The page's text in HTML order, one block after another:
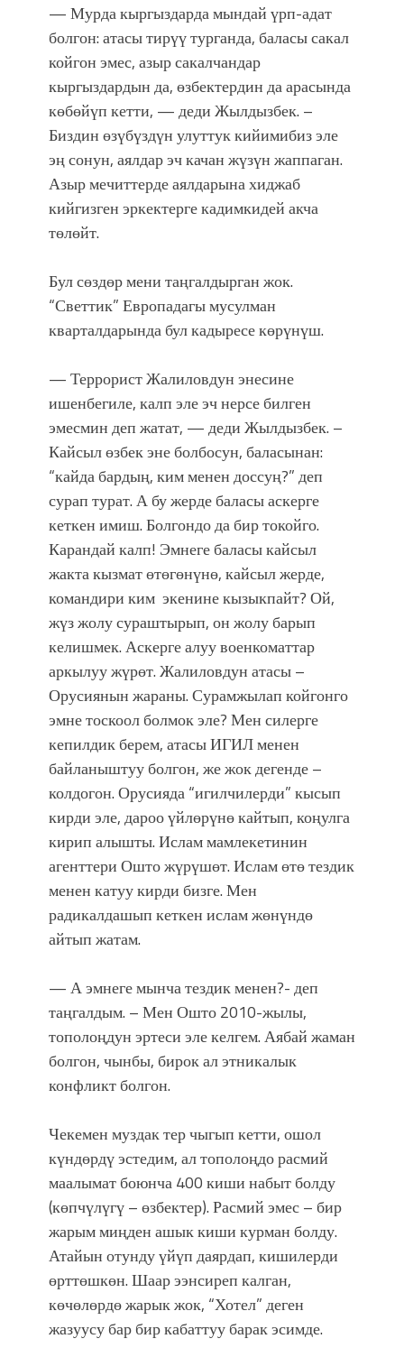
— Мурда кыргыздарда мындай үрп-адат
болгон: атасы тирүү турганда, баласы сакал
койгон эмес, азыр сакалчандар
кыргыздардын да, өзбектердин да арасында
көбөйүп кетти, — деди Жылдызбек. –
Биздин өзүбүздүн улуттук кийимибиз эле
эң сонун, аялдар эч качан жүзүн жаппаган.
Азыр мечиттерде аялдарына хиджаб
кийгизген эркектерге кадимкидей акча
төлөйт.
Бул сөздөр мени таңгалдырган жок.
“Светтик” Европадагы мусулман
кварталдарында бул кадыресе көрүнүш.
— Террорист Жалиловдун энесине
ишенбегиле, калп эле эч нерсе билген
эмесмин деп жатат, — деди Жылдызбек. –
Кайсыл өзбек эне болбосун, баласынан:
“кайда бардың, ким менен доссуң?” деп
сурап турат. А бу жерде баласы аскерге
кеткен имиш. Болгондо да бир токойго.
Карандай калп! Эмнеге баласы кайсыл
жакта кызмат өтөгөнүнө, кайсыл жерде,
командири ким экенине кызыкпайт? Ой,
жүз жолу сураштырып, он жолу барып
келишмек. Аскерге алуу военкоматтар
аркылуу жүрөт. Жалиловдун атасы –
Орусиянын жараны. Сурамжылап койгонго
эмне тоскоол болмок эле? Мен силерге
кепилдик берем, атасы ИГИЛ менен
байланыштуу болгон, же жок дегенде –
колдогон. Орусияда “игилчилерди” кысып
кирди эле, дароо үйлөрүнө кайтып, коңулга
кирип алышты. Ислам мамлекетинин
агенттери Ошто жүрүшөт. Ислам өтө тездик
менен катуу кирди бизге. Мен
радикалдашып кеткен ислам жөнүндө
айтып жатам.
— А эмнеге мынча тездик менен?- деп
таңгалдым. – Мен Ошто 2010-жылы,
тополоңдун эртеси эле келгем. Аябай жаман
болгон, чынбы, бирок ал этникалык
конфликт болгон.
Чекемен муздак тер чыгып кетти, ошол
күндөрдү эстедим, ал тополоңдо расмий
маалымат боюнча 400 киши набыт болду
(көпчүлүгү – өзбектер). Расмий эмес – бир
жарым миңден ашык киши курман болду.
Атайын отунду үйүп даярдап, кишилерди
өрттөшкөн. Шаар ээнсиреп калган,
көчөлөрдө жарык жок, “Хотел” деген
жазуусу бар бир кабаттуу барак эсимде.